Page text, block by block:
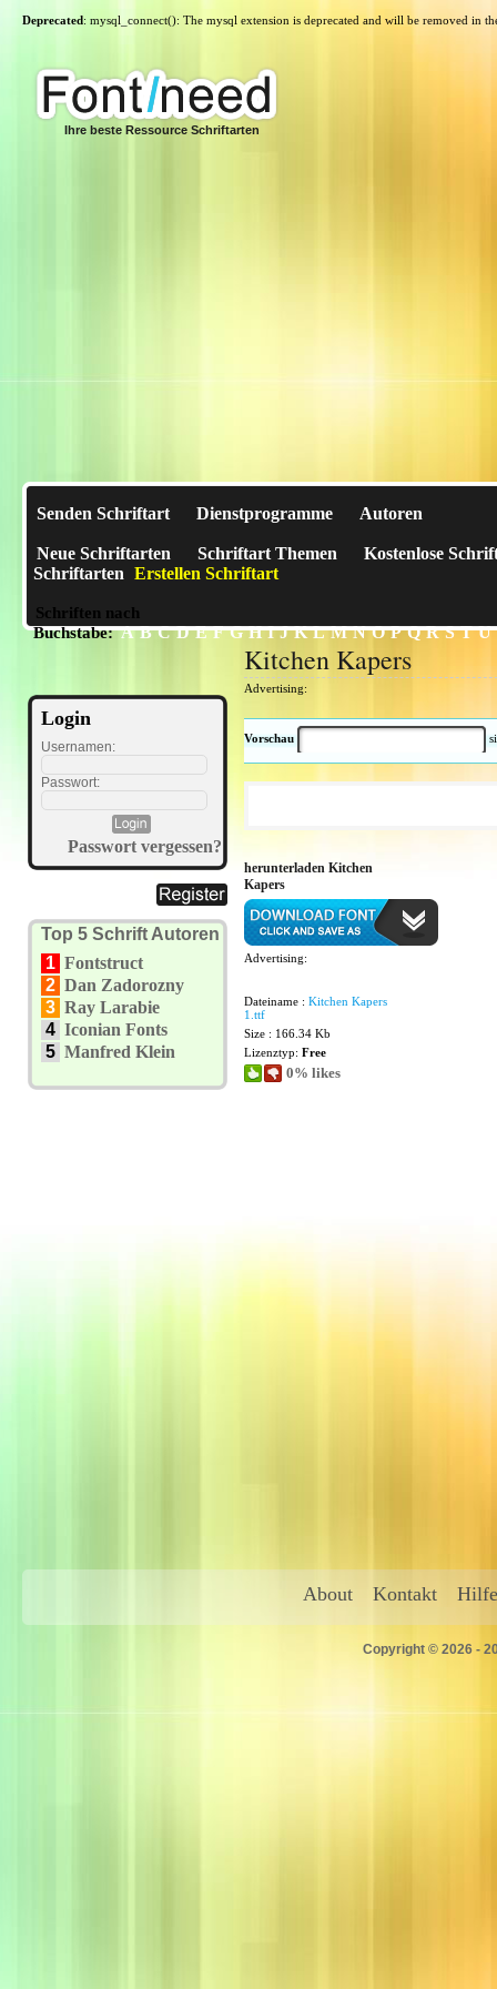
Deprecated: mysql_connect(): The mysql extension is deprecated and will be removed in
Ihre beste Ressource Schriftarten
Senden Schriftart Dienstprogramme Autoren
Neue Schriftarten Schriftart Themen
Kostenlose
Schriftarten Erstellen Schriftart
Schriften nach
Buchstabe:A B C D E F G H I J K L M N O P Q R S T U
Login
Usernamen:
Passwort:
Passwort vergessen?
Top 5 Schrift Autoren
1 Fontstruct
2 Dan Zadorozny
3 Ray Larabie
4 Iconian Fonts
5 Manfred Klein
Kitchen Kapers
Advertising:
Vorschau
herunterladen Kitchen
Kapers
Advertising:
Dateiname : Kitchen Kapers
1.ttf
Size : 166.34 Kb
Lizenztyp: Free
0% likes
About Kontakt Hilfe
Copyright © 2026 -